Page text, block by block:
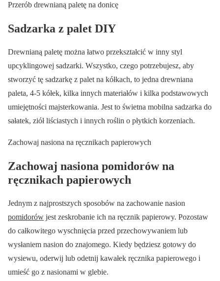
Przerób drewnianą paletę na donicę
Sadzarka z palet DIY
Drewnianą paletę można łatwo przekształcić w inny styl
upcyklingowej sadzarki. Wszystko, czego potrzebujesz, aby
stworzyć tę sadzarkę z palet na kółkach, to jedna drewniana
paleta, 4-5 kółek, kilka innych materiałów i kilka podstawowych
umiejętności majsterkowania. Jest to świetna mobilna sadzarka do
sałatek, ziół liściastych i innych roślin o płytkich korzeniach.
Zachowaj nasiona na ręcznikach papierowych
Zachowaj nasiona pomidorów na
ręcznikach papierowych
Jednym z najprostszych sposobów na zachowanie nasion
pomidorów jest zeskrobanie ich na ręcznik papierowy. Pozostaw
do całkowitego wyschnięcia przed przechowywaniem lub
wysłaniem nasion do znajomego. Kiedy będziesz gotowy do
wysiewu, oderwij lub odetnij kawałek ręcznika papierowego i
umieść go z nasionami w glebie.